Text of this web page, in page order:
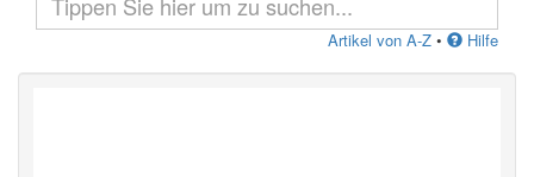
Artikel von A-Z • Hilfe